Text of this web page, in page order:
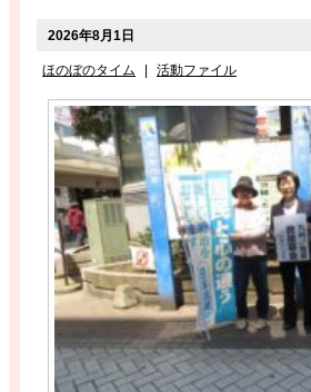
2026年8月1日
ほのぼのタイム | 活動ファイル